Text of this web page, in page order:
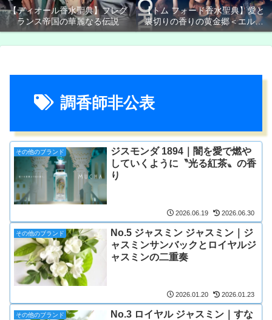
【ディオール香水聖典】フレグ
ランス帝国の華麗なる伝説
【トム フォード香水聖典】愛と
裏切りの香りの黄金郷＜エルド
ラド＞
調香師非公表
その他のブランド
ジスモンダ 1894｜闇を愛で燃や
していくように〝光る紅茶〟の香
り
2026.06.19 2026.06.30
その他のブランド
No.5 ジャスミン ジャスミン｜ジ
ャスミンサンバックとロイヤルジ
ャスミンの二重奏
2026.01.20 2026.01.23
その他のブランド
No.3 ロイヤル ジャスミン｜すな